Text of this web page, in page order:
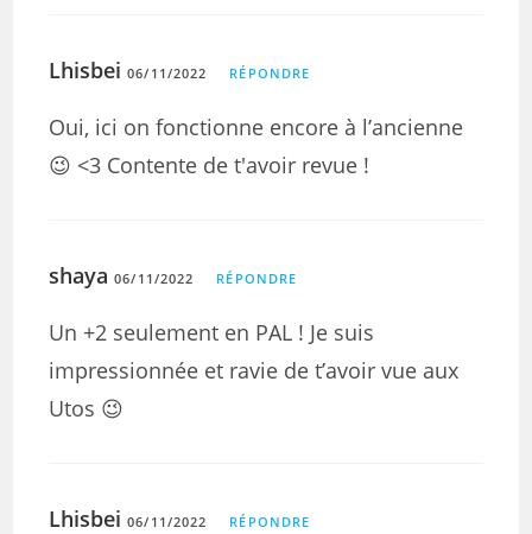
Lhisbei 06/11/2022 RÉPONDRE
Oui, ici on fonctionne encore à l’ancienne
😉 <3 Contente de t'avoir revue !
shaya 06/11/2022 RÉPONDRE
Un +2 seulement en PAL ! Je suis
impressionnée et ravie de t’avoir vue aux
Utos 😉
Lhisbei 06/11/2022 RÉPONDRE